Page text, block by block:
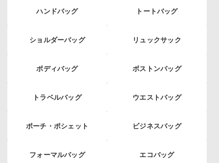
ハンドバッグ トートバッグ
ショルダーバッグ リュックサック
ボディバッグ ボストンバッグ
トラベルバッグ ウエストバッグ
ポーチ・ポシェット ビジネスバッグ
フォーマルバッグ エコバッグ